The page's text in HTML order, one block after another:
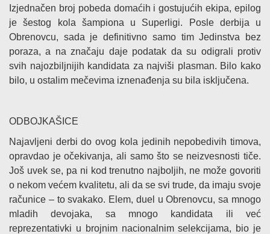
Izjednačen broj pobeda domaćih i gostujućih ekipa, epilog
je šestog kola šampiona u Superligi. Posle derbija u
Obrenovcu, sada je definitivno samo tim Jedinstva bez
poraza, a na značaju daje podatak da su odigrali protiv
svih najozbiljnijih kandidata za najviši plasman. Bilo kako
bilo, u ostalim mečevima iznenađenja su bila isključena.
ODBOJKAŠICE
Najavljeni derbi do ovog kola jedinih nepobedivih timova,
opravdao je očekivanja, ali samo što se neizvesnosti tiče.
Još uvek se, pa ni kod trenutno najboljih, ne može govoriti
o nekom većem kvalitetu, ali da se svi trude, da imaju svoje
računice – to svakako. Elem, duel u Obrenovcu, sa mnogo
mladih devojaka, sa mnogo kandidata ili već
reprezentativki u brojnim nacionalnim selekcijama, bio je